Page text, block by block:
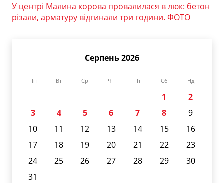
У центрі Малина корова провалилася в люк: бетон
різали, арматуру відгинали три години. ФОТО
Серпень 2026
Пн Вт Ср Чт Пт Сб Нд
1
2
3
4 5 6 7 8
9
10
11 12 13 14 15
16
17
18 19 20 21 22
23
24
25 26 27 28 29
30
31